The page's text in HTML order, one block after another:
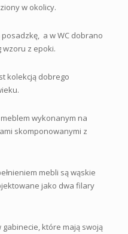
w okolicy.
posadzkę, a w WC dobrano
wzoru z epoki.
kolekcją dobrego
wykonanym na
skomponowanymi z
mebli są wąskie
jako dwa filary
które mają swoją